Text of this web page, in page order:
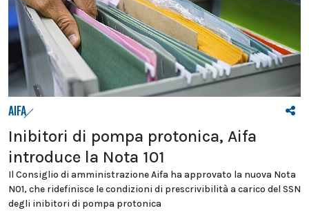
AIFA
Inibitori di pompa protonica, Aifa
introduce la Nota 101
Il Consiglio di amministrazione Aifa ha approvato la nuova Nota
N01, che ridefinisce le condizioni di prescrivibilità a carico del SSN
degli inibitori di pompa protonica